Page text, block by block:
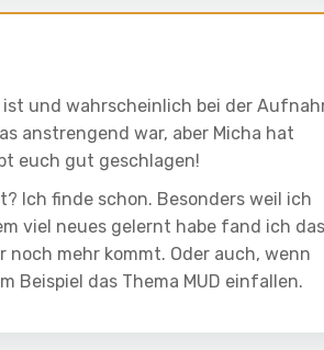
und wahrscheinlich bei der
anstrengend war, aber Micha hat
euch gut geschlagen!
Ich finde schon. Besonders weil ich
viel neues gelernt habe fand ich das
mehr kommt. Oder auch, wenn
Beispiel das Thema MUD einfallen.